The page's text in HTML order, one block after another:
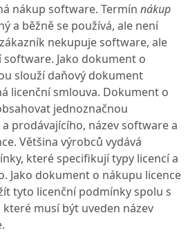
nákup software. Termín nákup
a běžně se používá, ale není
nekupuje software, ale
software. Jako dokument o
slouží daňový dokument
licenční smlouva. Dokument o
jednoznačnou
prodávajícího, název software a
Většina výrobců vydává
které specifikují typy licencí a
Jako dokument o nákupu licence
tyto licenční podmínky spolu s
musí být uveden název